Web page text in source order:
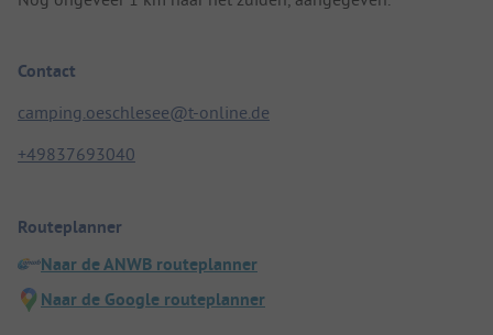
Contact
camping.oeschlesee@t-online.de
+49837693040
Routeplanner
Naar de ANWB routeplanner
Naar de Google routeplanner